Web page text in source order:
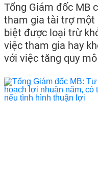
Tổng Giám đốc MB
tham gia tài trợ một
biệt được loại trừ
việc tham gia hay
với việc tăng quy